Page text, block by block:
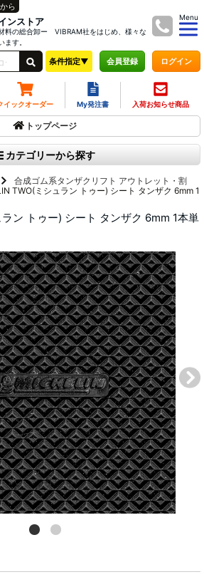
ンストア
料の総合卸ー VIBRAM社をはじめ、様々な
す。
Menu
ら
条件指定▼ 会員登録 ログイン
イックオーダー My発注書 入荷お知らせ商品
トップページ
カテゴリーから探す
合成ゴム系タンザクリフト アウトレット・割
TWO(ミシュラン トゥー) シート タンザク 6mm 1
ン トゥー) シート タンザク 6mm 1本単